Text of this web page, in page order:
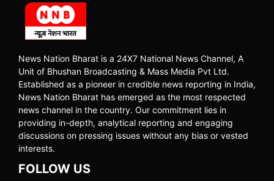
News Nation Bharat is a 24X7 National News Channel, A
Unit of Bhushan Broadcasting & Mass Media Pvt Ltd.
Established as a pioneer in credible news reporting in India,
News Nation Bharat has emerged as the most respected
news channel in the country. Our commitment lies in
providing in-depth, analytical reporting and engaging
discussions on pressing issues without any bias or vested
interests.
FOLLOW US